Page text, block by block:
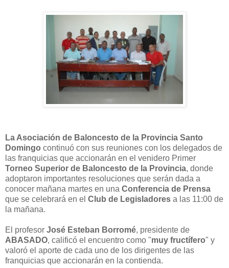
La Asociación de Baloncesto de la Provincia Santo
Domingo continuó con sus reuniones con los delegados de
las franquicias que accionarán en el venidero Primer
Torneo Superior de Baloncesto de la Provincia, donde
adoptaron importantes resoluciones que serán dada a
conocer mañana martes en una Conferencia de Prensa
que se celebrará en el Club de Legisladores a las 11:00 de
la mañana.
El profesor José Esteban Borromé, presidente de
ABASADO, calificó el encuentro como "muy fructífero" y
valoró el aporte de cada uno de los dirigentes de las
franquicias que accionarán en la contienda.